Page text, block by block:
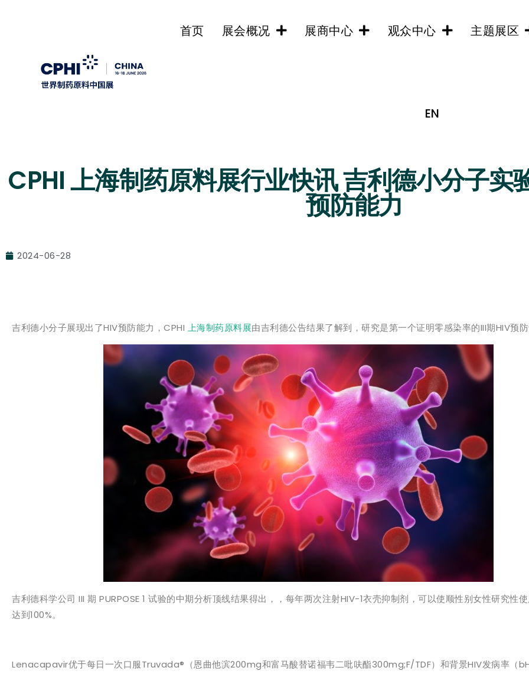
首页 展会概况 展商中心 观众中心 主题展区
EN
CPHI 上海制药原料展行业快讯 吉利德小分子实
预防能力
2024-06-28
吉利德小分子展现出了HIV预防能力，CPHI 上海制药原料展由吉利德公告结果了解到，研究是第一个证明零感染率的III期HIV预
吉利德科学公司 III 期 PURPOSE 1 试验的中期分析顶线结果得出，，每年两次注射HIV-1衣壳抑制剂，可以使顺性别女性研究性
达到100%。
Lenacapavir优于每日一次口服Truvada®（恩曲他滨200mg和富马酸替诺福韦二吡呋酯300mg;F/TDF）和背景HIV发病率（